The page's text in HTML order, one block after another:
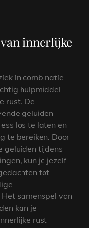
innerlijke
in combinatie
hulpmiddel
rust. De
geluiden
los te laten en
te bereiken. Door
geluiden tijdens
kun je jezelf
tot
samenspel van
kan je
rust